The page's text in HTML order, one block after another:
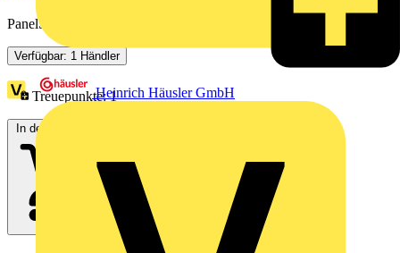
Heinrich Häusler GmbH
PanelSeT - Sockelbefestigungssatz Edelstahl 304L.
Verfügbar: 1 Händler
Treuepunkte:1
In den Warenkorb